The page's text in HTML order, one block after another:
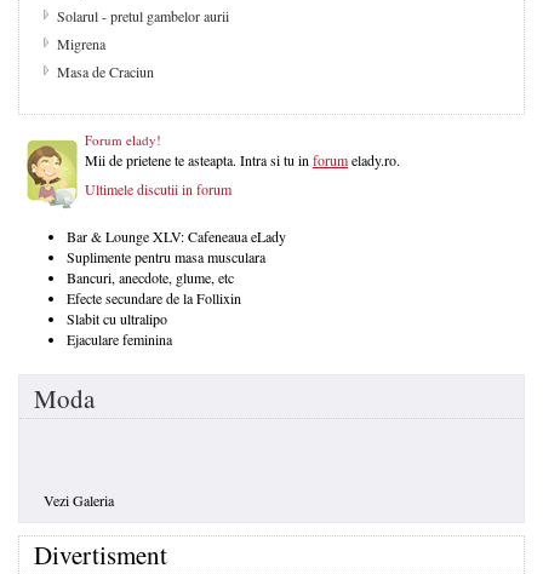
Solarul - pretul gambelor aurii
Migrena
Masa de Craciun
Forum elady!
Mii de prietene te asteapta. Intra si tu inforumelady.ro.
Ultimele discutii in forum
Bar & Lounge XLV: Cafeneaua eLady
Suplimente pentru masa musculara
Bancuri, anecdote, glume, etc
Efecte secundare de la Follixin
Slabit cu ultralipo
Ejaculare feminina
Moda
Vezi Galeria
Divertisment